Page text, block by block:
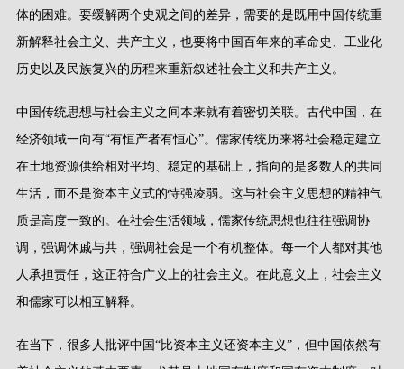
体的困难。要缓解两个史观之间的差异，需要的是既用中国传统重
新解释社会主义、共产主义，也要将中国百年来的革命史、工业化
历史以及民族复兴的历程来重新叙述社会主义和共产主义。
中国传统思想与社会主义之间本来就有着密切关联。古代中国，在
经济领域一向有“有恒产者有恒心”。儒家传统历来将社会稳定建立
在土地资源供给相对平均、稳定的基础上，指向的是多数人的共同
生活，而不是资本主义式的恃强凌弱。这与社会主义思想的精神气
质是高度一致的。在社会生活领域，儒家传统思想也往往强调协
调，强调休戚与共，强调社会是一个有机整体。每一个人都对其他
人承担责任，这正符合广义上的社会主义。在此意义上，社会主义
和儒家可以相互解释。
在当下，很多人批评中国 “比资本主义还资本主义” ，但中国依然有